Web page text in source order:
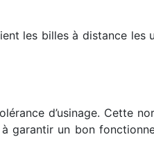
les billes à distance les
d’usinage. Cette
garantir un bon